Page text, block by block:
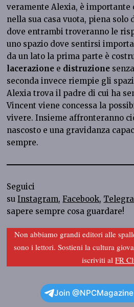
veramente Alexia, è importante
nella sua casa vuota, piena
dove entrambi troveranno le
uno spazio dove sentirsi
da un lato la prima parte è
lacerazione e distruzione
seconda invece riempie gli
Alexia trova il padre di cui ha
Vincent viene concessa la
vivere. Insieme affronteranno
nascosto e una gravidanza
sempre.
Seguici
suInstagram,Facebook,
sapere sempre cosa guardare!
Non abbiamo grandi editori alle
sono i lettori. Sostieni la cultura
iscriviti alFR
Join